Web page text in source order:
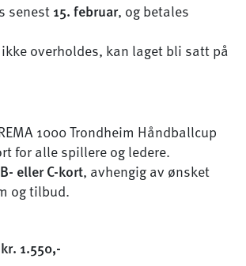
senest 15. februar, og betales
overholdes, kan laget bli satt på
1000 Trondheim Håndballcup
for alle spillere og ledere.
eller C-kort, avhengig av ønsket
og tilbud.
1.550,-